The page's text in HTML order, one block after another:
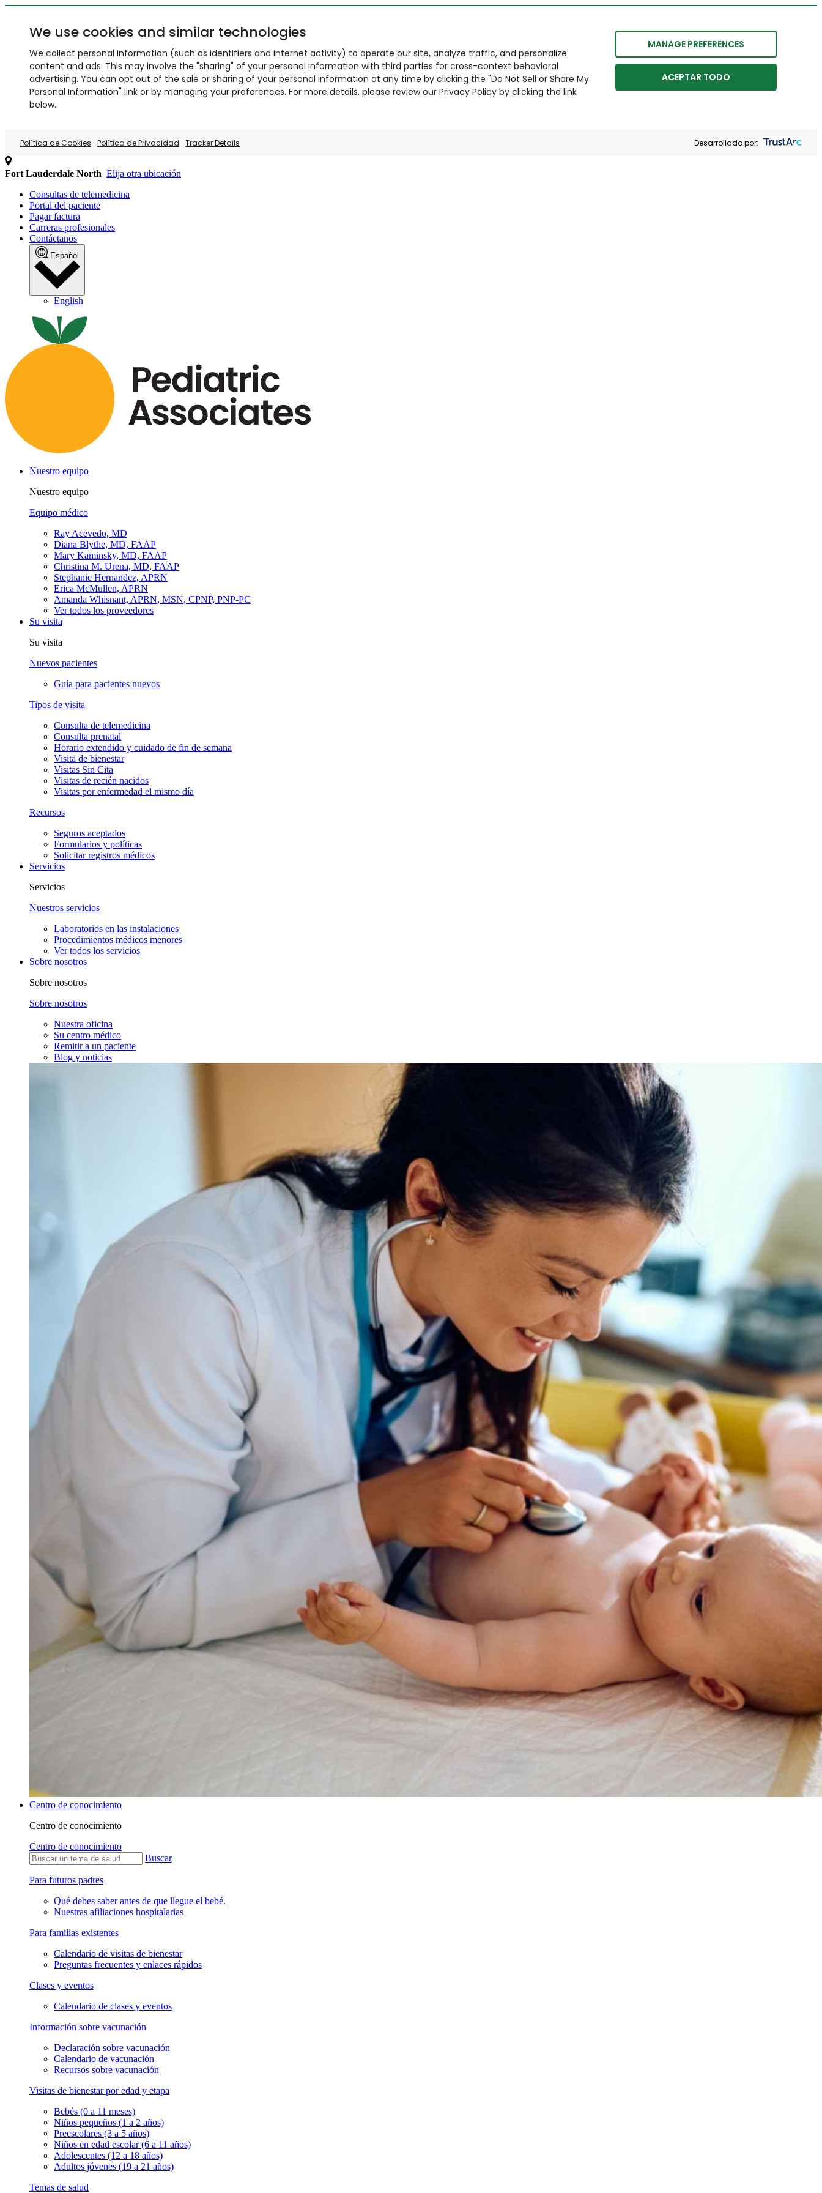
We use cookies and similar technologies
We collect personal information (such as identifiers and internet activity) to operate our site, analyze traffic, and personalize
content and ads. This may involve the "sharing" of your personal information with third parties for cross-context behavioral
advertising. You can opt out of the sale or sharing of your personal information at any time by clicking the "Do Not Sell or Share My
Personal Information" link or by managing your preferences. For more details, please review our Privacy Policy by clicking the link
below.
MANAGE PREFERENCES
ACEPTAR TODO
Política de Cookies Política de Privacidad Tracker Details Desarrollado por:
Fort Lauderdale North Elija otra ubicación
Consultas de telemedicina
Portal del paciente
Pagar factura
Carreras profesionales
Contáctanos
Español
English
Nuestro equipo
Nuestro equipo
Equipo médico
Ray Acevedo, MD
Diana Blythe, MD, FAAP
Mary Kaminsky, MD, FAAP
Christina M. Urena, MD, FAAP
Stephanie Hernandez, APRN
Erica McMullen, APRN
Amanda Whisnant, APRN, MSN, CPNP, PNP-PC
Ver todos los proveedores
Su visita
Su visita
Nuevos pacientes
Guía para pacientes nuevos
Tipos de visita
Consulta de telemedicina
Consulta prenatal
Horario extendido y cuidado de fin de semana
Visita de bienestar
Visitas Sin Cita
Visitas de recién nacidos
Visitas por enfermedad el mismo día
Recursos
Seguros aceptados
Formularios y políticas
Solicitar registros médicos
Servicios
Servicios
Nuestros servicios
Laboratorios en las instalaciones
Procedimientos médicos menores
Ver todos los servicios
Sobre nosotros
Sobre nosotros
Sobre nosotros
Nuestra oficina
Su centro médico
Remitir a un paciente
Blog y noticias
Centro de conocimiento
Centro de conocimiento
Centro de conocimiento
Buscar
Para futuros padres
Qué debes saber antes de que llegue el bebé.
Nuestras afiliaciones hospitalarias
Para familias existentes
Calendario de visitas de bienestar
Preguntas frecuentes y enlaces rápidos
Clases y eventos
Calendario de clases y eventos
Información sobre vacunación
Declaración sobre vacunación
Calendario de vacunación
Recursos sobre vacunación
Visitas de bienestar por edad y etapa
Bebés (0 a 11 meses)
Niños pequeños (1 a 2 años)
Preescolares (3 a 5 años)
Niños en edad escolar (6 a 11 años)
Adolescentes (12 a 18 años)
Adultos jóvenes (19 a 21 años)
Temas de salud